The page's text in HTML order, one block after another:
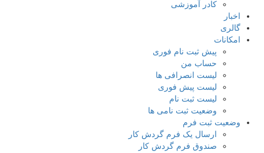
کادر آموزشی
اخبار
گالری
امکانات
پیش ثبت نام فوری
حساب من
لیست انصرافی ها
لیست پیش فوری
لیست ثبت نام
وضعیت ثبت نامی ها
وضعیت ثبت فرم
ارسال یک فرم گردش کار
صندوق فرم گردش کار